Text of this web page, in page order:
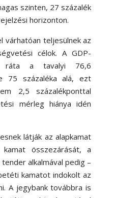
szinten, 27 százalék
horizonton.
várhatóan teljesülnek az
célok. A GDP-
ráta a tavalyi 76,6
75 százaléka alá, ezt
2,5 százalékponttal
mérleg hiánya idén
látják az alapkamat
összezárását, a
alkalmával pedig –
kamatot indokolt az
A jegybank továbbra is